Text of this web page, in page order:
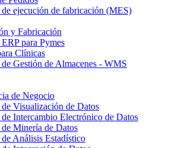
ejecución de fabricación (MES)
y Fabricación
para Pymes
Clínicas
Gestión de Almacenes - WMS
de Negocio
Visualización de Datos
Intercambio Electrónico de Datos
Minería de Datos
Análisis Estadístico